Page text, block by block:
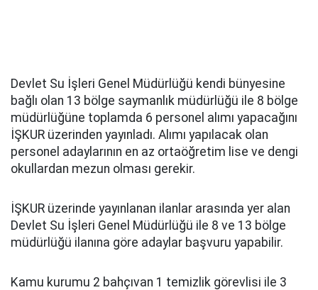
Devlet Su İşleri Genel Müdürlüğü kendi bünyesine
bağlı olan 13 bölge saymanlık müdürlüğü ile 8 bölge
müdürlüğüne toplamda 6 personel alımı yapacağını
İŞKUR üzerinden yayınladı. Alımı yapılacak olan
personel adaylarının en az ortaöğretim lise ve dengi
okullardan mezun olması gerekir.
İŞKUR üzerinde yayınlanan ilanlar arasında yer alan
Devlet Su İşleri Genel Müdürlüğü ile 8 ve 13 bölge
müdürlüğü ilanına göre adaylar başvuru yapabilir.
Kamu kurumu 2 bahçıvan 1 temizlik görevlisi ile 3